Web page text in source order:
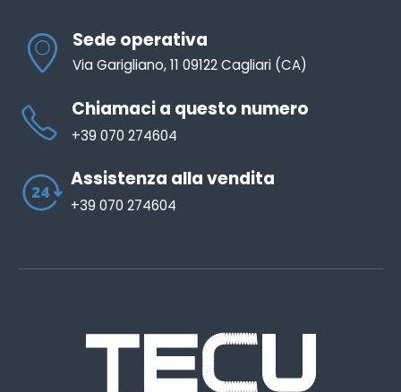
Sede operativa
Via Garigliano, 11 09122 Cagliari (CA)
Chiamaci a questo numero
+39 070 274604
Assistenza alla vendita
+39 070 274604